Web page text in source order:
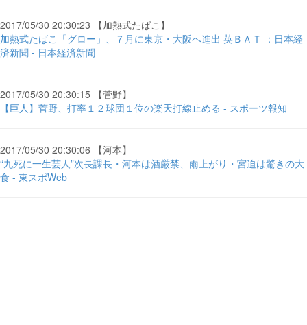
2017/05/30 20:30:23 【加熱式たばこ】
加熱式たばこ「グロー」、７月に東京・大阪へ進出 英ＢＡＴ ：日本経
済新聞 - 日本経済新聞
2017/05/30 20:30:15 【菅野】
【巨人】菅野、打率１２球団１位の楽天打線止める - スポーツ報知
2017/05/30 20:30:06 【河本】
“九死に一生芸人”次長課長・河本は酒厳禁、雨上がり・宮迫は驚きの大
食 - 東スポWeb